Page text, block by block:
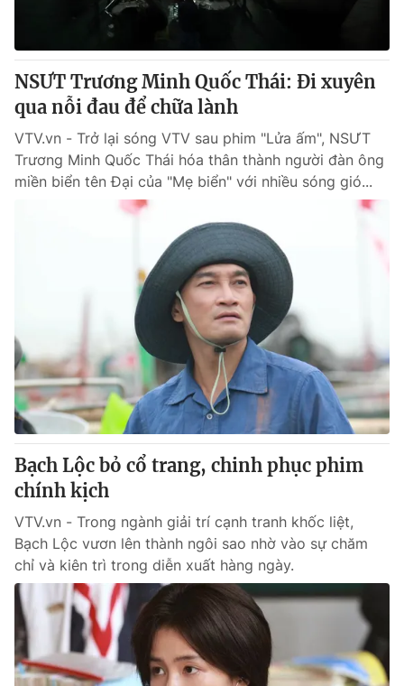
NSƯT Trương Minh Quốc Thái: Đi xuyên
qua nỗi đau để chữa lành
VTV.vn - Trở lại sóng VTV sau phim "Lửa ấm", NSƯT
Trương Minh Quốc Thái hóa thân thành người đàn ông
miền biển tên Đại của "Mẹ biển" với nhiều sóng gió...
Bạch Lộc bỏ cổ trang, chinh phục phim
chính kịch
VTV.vn - Trong ngành giải trí cạnh tranh khốc liệt,
Bạch Lộc vươn lên thành ngôi sao nhờ vào sự chăm
chỉ và kiên trì trong diễn xuất hàng ngày.